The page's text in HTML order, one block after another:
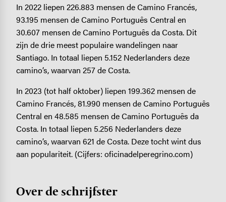
In 2022 liepen 226.883 mensen de Camino Francés,
93.195 mensen de Camino Português Central en
30.607 mensen de Camino Português da Costa. Dit
zijn de drie meest populaire wandelingen naar
Santiago. In totaal liepen 5.152 Nederlanders deze
camino’s, waarvan 257 de Costa.
In 2023 (tot half oktober) liepen 199.362 mensen de
Camino Francés, 81.990 mensen de Camino Português
Central en 48.585 mensen de Camino Português da
Costa. In totaal liepen 5.256 Nederlanders deze
camino’s, waarvan 621 de Costa. Deze tocht wint dus
aan populariteit. (Cijfers: oficinadelperegrino.com)
Over de schrijfster